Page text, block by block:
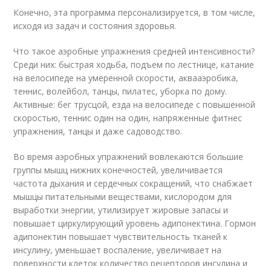
Конечно, эта программа персонализируется, в том числе,
исходя из задач и состояния здоровья.
Что такое аэробные упражнения средней интенсивности?
Среди них: быстрая ходьба, подъем по лестнице, катание
на велосипеде на умеренной скорости, аквааэробика,
теннис, волейбол, танцы, пилатес, уборка по дому.
Активные: бег трусцой, езда на велосипеде с повышенной
скоростью, теннис один на один, напряженные фитнес
упражнения, танцы и даже садоводство.
Во время аэробных упражнений вовлекаются большие
группы мышц нижних конечностей, увеличивается
частота дыхания и сердечных сокращений, что снабжает
мышцы питательными веществами, кислородом для
выработки энергии, утилизирует жировые запасы и
повышает циркулирующий уровень адипонектина. Гормон
адипонектин повышает чувствительность тканей к
инсулину, уменьшает воспаление, увеличивает на
поверхности клеток количество рецепторов инсулина и